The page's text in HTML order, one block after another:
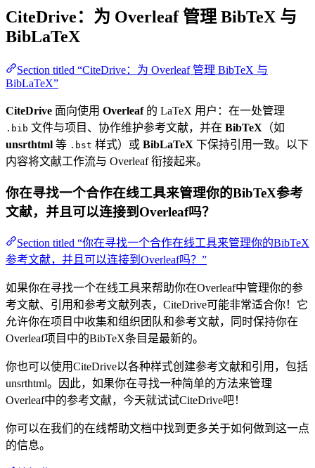
CiteDrive：为 Overleaf 管理 BibTeX 与
BibLaTeX
Section titled “CiteDrive：为 Overleaf 管理 BibTeX 与
BibLaTeX”
CiteDrive 面向使用 Overleaf的 LaTeX 用户：在一处管理
.bib 文件与项目、协作维护参考文献，并在 BibTeX （如
unsrthtml 等 .bst 样式）或 BibLaTeX 下保持引用一致。以下
内容将文献工作流与 Overleaf 衔接起来。
你在寻找一个合作在线工具来管理你的BibTeX参考
文献，并且可以连接到Overleaf吗？
Section titled “你在寻找一个合作在线工具来管理你的BibTeX
参考文献，并且可以连接到Overleaf吗？”
如果你在寻找一个在线工具来帮助你在Overleaf中管理你的参
考文献、引用和参考文献列表，CiteDrive可能非常适合你！它
允许你在项目中收集和组织团队和参考文献，同时保持你在
Overleaf项目中的BibTeX条目是最新的。
你也可以使用CiteDrive以各种样式创建参考文献和引用，包括
unsrthtml。因此，如果你在寻找一种简单的方法来管理
Overleaf中的参考文献，今天就试试CiteDrive吧！
你可以在我们的在线帮助文档中找到更多关于如何做到这一点
的信息。